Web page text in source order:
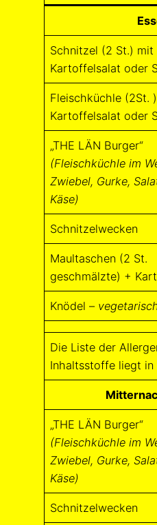
Schnitzel (2 St.) mit
Kartoffelsalat oder
Fleischküchle (2St.
Kartoffelsalat oder
„THE LÄN Burger“
(Fleischküchle im
Zwiebel, Gurke,
Käse)
Schnitzelwecken
Maultaschen (2 St.
geschmälzte) +
Knödel –
Die Liste der
Inhaltsstoffe liegt in
„THE LÄN Burger“
(Fleischküchle im
Zwiebel, Gurke,
Käse)
Schnitzelwecken